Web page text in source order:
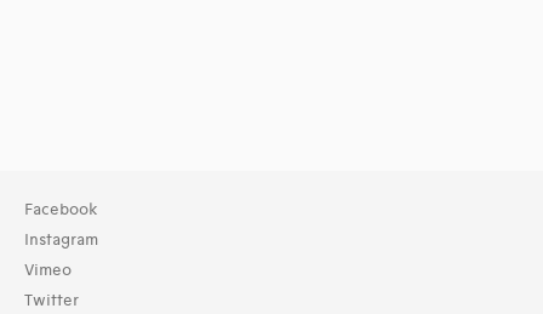
Facebook
Instagram
Vimeo
Twitter